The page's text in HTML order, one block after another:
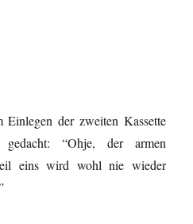
der zweiten Kassette
“Ohje, der armen
eins wird wohl nie wieder